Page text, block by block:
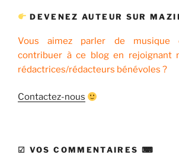
DEVENEZ AUTEUR SUR
Vous aimez parler de musique
contribuer à ce blog en rejoignant
rédactrices/rédacteurs bénévoles ?
Contactez-nous
☑ VOS COMMENTAIRES ⌨